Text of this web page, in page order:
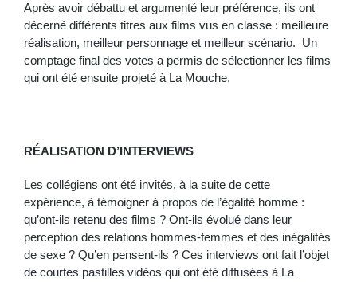
Après avoir débattu et argumenté leur préférence, ils ont
décerné différents titres aux films vus en classe : meilleure
réalisation, meilleur personnage et meilleur scénario. Un
comptage final des votes a permis de sélectionner les films
qui ont été ensuite projeté à La Mouche.
RÉALISATION D’INTERVIEWS
Les collégiens ont été invités, à la suite de cette
expérience, à témoigner à propos de l’égalité homme :
qu’ont-ils retenu des films ? Ont-ils évolué dans leur
perception des relations hommes-femmes et des inégalités
de sexe ? Qu’en pensent-ils ? Ces interviews ont fait l’objet
de courtes pastilles vidéos qui ont été diffusées à La